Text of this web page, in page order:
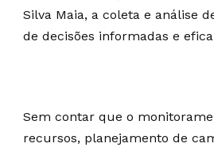
Silva Maia, a coleta e análise
de decisões informadas e
Sem contar que o
recursos, planejamento de